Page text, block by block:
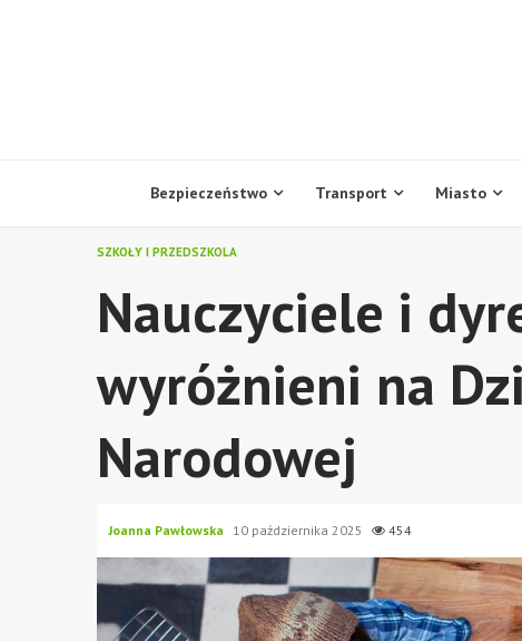
Bezpieczeństwo Transport Miasto
SZKOŁY I PRZEDSZKOLA
Nauczyciele i
wyróżnieni na
Narodowej
Joanna Pawłowska 10 października 2025 454